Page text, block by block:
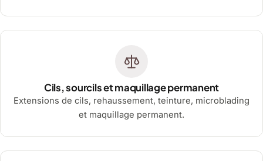
Cils, sourcils et maquillage permanent
Extensions de cils, rehaussement, teinture, microblading
et maquillage permanent.